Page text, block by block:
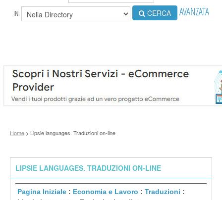
IN: CERCA AVANZATA
Home > Lipsie languages. Traduzioni on-line
LIPSIE LANGUAGES. TRADUZIONI ON-LINE
Pagina Iniziale : Economia e Lavoro : Traduzioni :